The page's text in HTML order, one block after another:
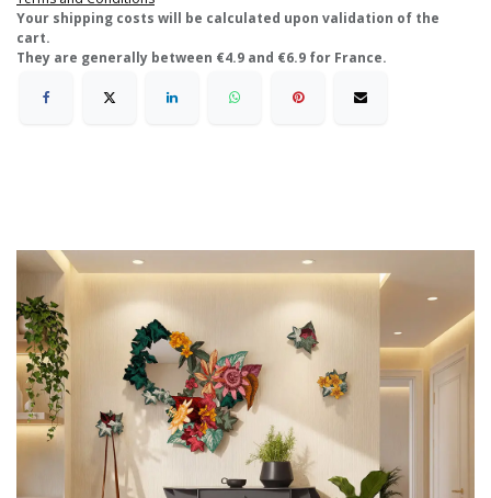
​Your shipping costs will be calculated upon validation of the
cart.
They are generally between €4.9 and €6.9 for France.